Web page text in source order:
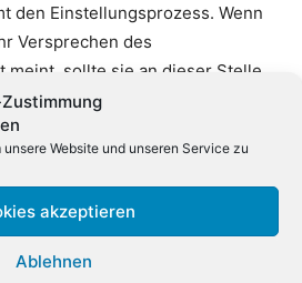
Website und unseren Service zu
akzeptieren
Ablehnen
den Einstellungsprozess. Wenn
Versprechen des
meint, sollte sie an dieser Stelle
und die einfache
in Textform mit einem
ermöglichen.»